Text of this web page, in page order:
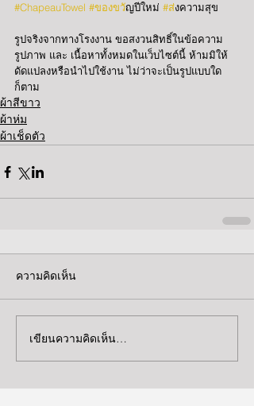
#ChapeauTowel #ของขวัญปีใหม่ #ส่งความสุข
รูปจริงจากทางโรงงาน ขอสงวนสิทธิ์ในข้อความ
รูปภาพ และ เนื้อหาทั้งหมดในเว็บไซต์นี้ ห้ามมิให้
ดัดแปลงหรือนำไปใช้งาน ไม่ว่าจะเป็นรูปแบบใด
ก็ตาม
ผ้าสีขาว
ผ้าห่ม
ผ้าเช็ดตัว
ความคิดเห็น
เขียนความคิดเห็น…